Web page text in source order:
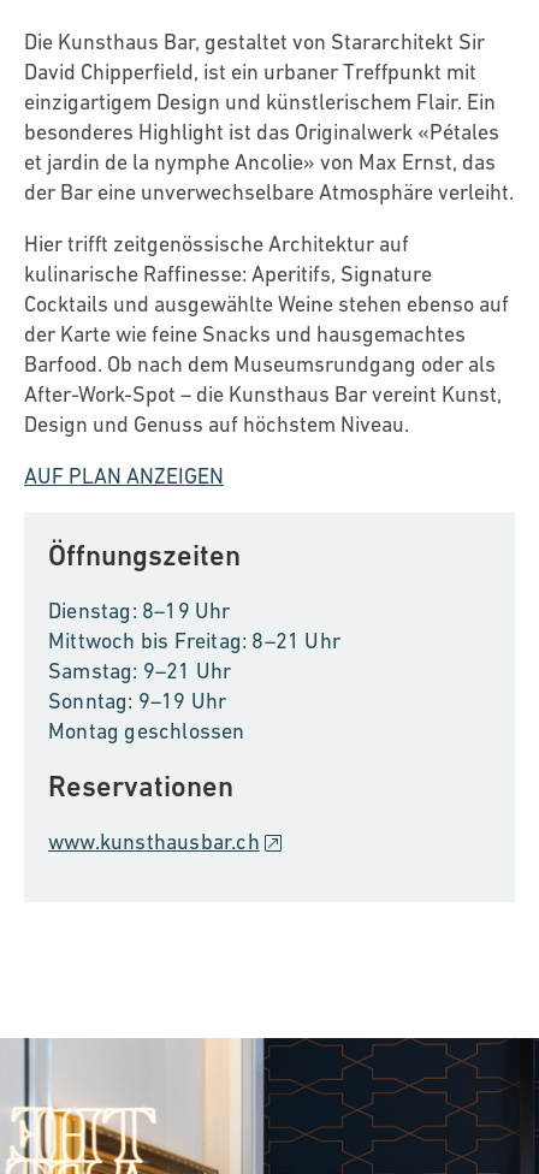
Öffnungszeiten
Dienstag: 8–19 Uhr
Mittwoch bis Freitag: 8–21 Uhr
Samstag: 9–21 Uhr
Sonntag: 9–19 Uhr
Montag geschlossen
Reservationen
www.kunsthausbar.ch
Die Kunsthaus Bar, gestaltet von Stararchitekt Sir
David Chipperfield, ist ein urbaner Treffpunkt mit
einzigartigem Design und künstlerischem Flair. Ein
besonderes Highlight ist das Originalwerk «Pétales
et jardin de la nymphe Ancolie» von Max Ernst, das
der Bar eine unverwechselbare Atmosphäre verleiht.
Hier trifft zeitgenössische Architektur auf
kulinarische Raffinesse: Aperitifs, Signature
Cocktails und ausgewählte Weine stehen ebenso auf
der Karte wie feine Snacks und hausgemachtes
Barfood. Ob nach dem Museumsrundgang oder als
After-Work-Spot – die Kunsthaus Bar vereint Kunst,
Design und Genuss auf höchstem Niveau.
AUF PLAN ANZEIGEN